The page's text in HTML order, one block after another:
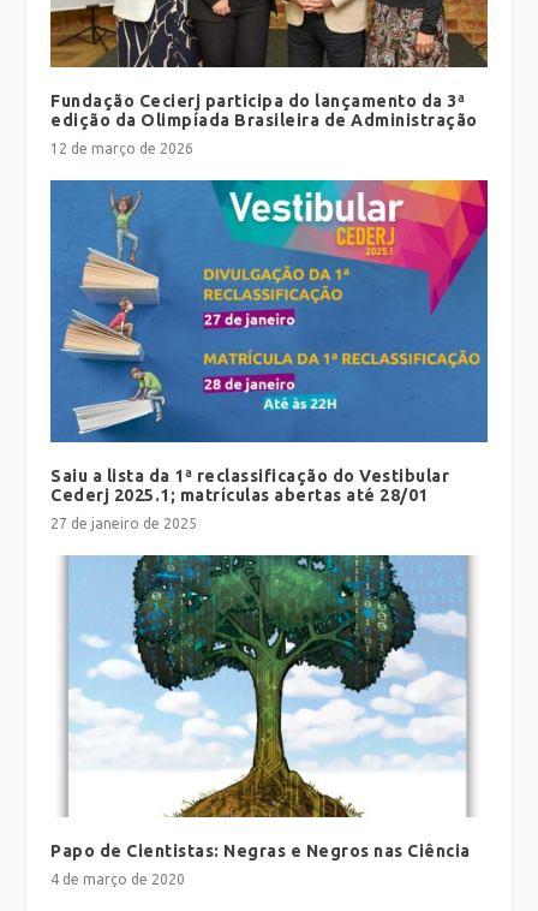
Fundação Cecierj participa do lançamento da 3ª
edição da Olimpíada Brasileira de Administração
12 de março de 2026
Saiu a lista da 1ª reclassificação do Vestibular
Cederj 2025.1; matrículas abertas até 28/01
27 de janeiro de 2025
Papo de Cientistas: Negras e Negros nas Ciência
4 de março de 2020